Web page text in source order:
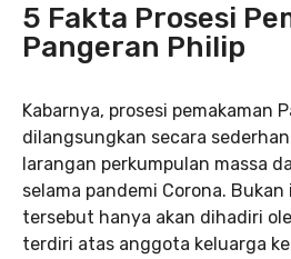
5 Fakta Prosesi
Pangeran Philip
Kabarnya, prosesi pemakaman
dilangsungkan secara
larangan perkumpulan massa
selama pandemi Corona.
tersebut hanya akan dihadiri
terdiri atas anggota keluarga